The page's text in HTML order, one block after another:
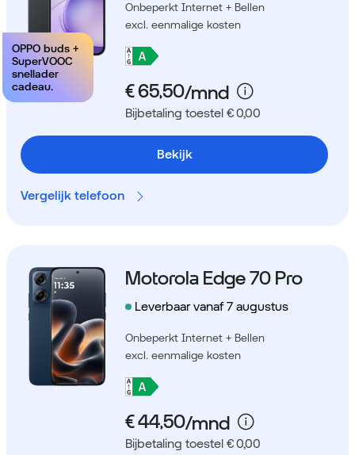
OPPO buds +
SuperVOOC
snellader
cadeau.
Onbeperkt Internet + Bellen
excl. eenmalige kosten
Bijbetaling toestel € 0,00
Bekijk
Vergelijk telefoon
Motorola Edge 70 Pro
Leverbaar vanaf 7 augustus
Onbeperkt Internet + Bellen
excl. eenmalige kosten
Bijbetaling toestel € 0,00